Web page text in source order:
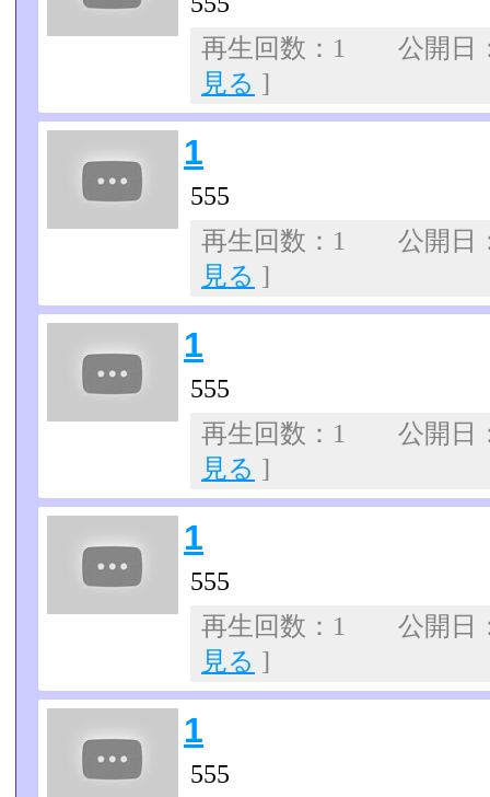
再生回数：1 公開
見る ]
1
555
再生回数：1 公開
見る ]
1
555
再生回数：1 公開
見る ]
1
555
再生回数：1 公開
見る ]
1
555